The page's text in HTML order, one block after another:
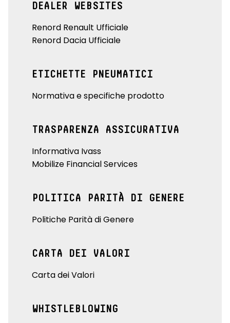
DEALER WEBSITES
Renord Renault Ufficiale
Renord Dacia Ufficiale
ETICHETTE PNEUMATICI
Normativa e specifiche prodotto
TRASPARENZA ASSICURATIVA
Informativa Ivass
Mobilize Financial Services
POLITICA PARITÀ DI GENERE
Politiche Parità di Genere
CARTA DEI VALORI
Carta dei Valori
WHISTLEBLOWING